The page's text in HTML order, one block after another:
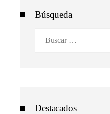
Búsqueda
Destacados